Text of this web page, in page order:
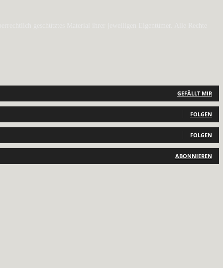
GEFÄLLT MIR
FOLGEN
FOLGEN
ABONNIEREN